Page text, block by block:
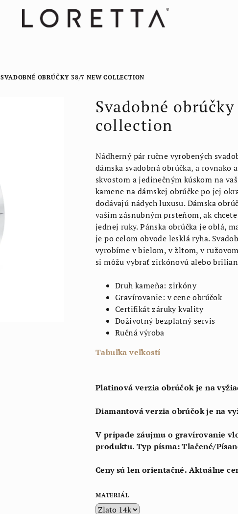
SVADOBNÉ OBRÚČKY 38/7 NEW COLLECTION
Svadobné
collection
Nádherný pár ručne vyrobených
dámska svadobná obrúčka, a rovnako
skvostom a jedinečným kúskom na
kamene na dámskej obrúčke po jej
dodávajú nádych luxusu. Dámska
vaším zásnubným prsteňom, ak
jednej ruky. Pánska obrúčka je oblá,
je po celom obvode lesklá ryha.
vyrobíme v bielom, v žltom, v
si môžu vybrať zirkónovú alebo
Druh kameňa: zirkóny
Gravírovanie: v cene obrúčok
Certifikát záruky kvality
Doživotný bezplatný servis
Ručná výroba
Tabuľka veľkostí
Platinová verzia obrúčok je na
Diamantová verzia obrúčok je na
V prípade záujmu o gravírovanie
produktu. Typ písma: Tlačené/
Ceny sú len orientačné. Aktuálne
MATERIÁL